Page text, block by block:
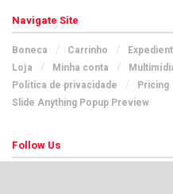
Navigate Site
Boneca Carrinho
Loja
Minha conta
Política de privacidade
Pricing
Slide Anything Popup Preview
Follow Us